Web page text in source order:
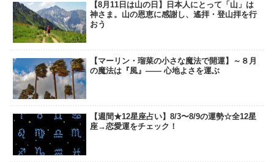
【8月11日は山の日】日本人にとって「山」は
神さま。山の恩恵に感謝し、遙拝・登山拝を行
おう
【マーリン・瑠菜の小さな魔法で開運】～８月
の魔法は『風』―― 心地よさを運ぶ
【週間★12星座占い】8/3〜8/9の運勢☆全12星
座→恋愛運をチェック！